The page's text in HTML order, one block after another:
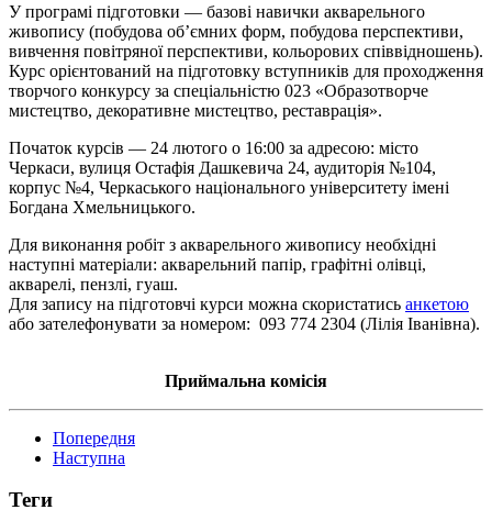
У програмі підготовки — базові навички акварельного
живопису (побудова об’ємних форм, побудова перспективи,
вивчення повітряної перспективи, кольорових співвідношень).
Курс орієнтований на підготовку вступників для проходження
творчого конкурсу за спеціальністю 023 «Образотворче
мистецтво, декоративне мистецтво, реставрація».
Початок курсів — 24 лютого о 16:00 за адресою: місто
Черкаси, вулиця Остафія Дашкевича 24, аудиторія №104,
корпус №4, Черкаського національного університету імені
Богдана Хмельницького.
Для виконання робіт з акварельного живопису необхідні
наступні матеріали: акварельний папір, графітні олівці,
акварелі, пензлі, гуаш.
Для запису на підготовчі курси можна скористатись анкетою
або зателефонувати за номером: 093 774 2304 (Лілія Іванівна).
Приймальна комісія
Попередня
Наступна
Теги